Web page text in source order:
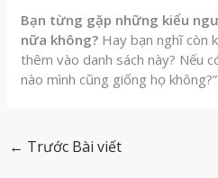
Bạn từng gặp những kiểu
nữa không? Hay bạn nghĩ còn
thêm vào danh sách này? Nếu
nào mình cũng giống họ không?”
← Trước Bài viết